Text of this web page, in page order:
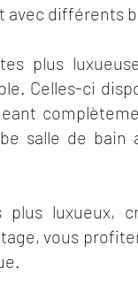
avec différents
plus
Celles-ci
salle de bain
luxueux,
vous